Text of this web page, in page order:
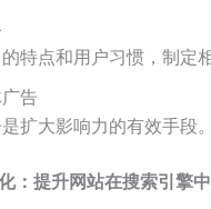
特点和用户习惯，制定
告
扩大影响力的有效手段
：提升网站在搜索引擎